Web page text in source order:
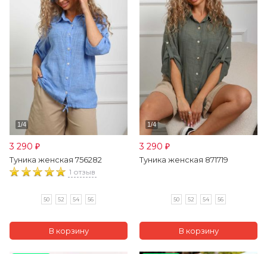
3 290 ₽
Туника женская 756282
1 отзыв
50 52 54 56
3 290 ₽
Туника женская 871719
50 52 54 56